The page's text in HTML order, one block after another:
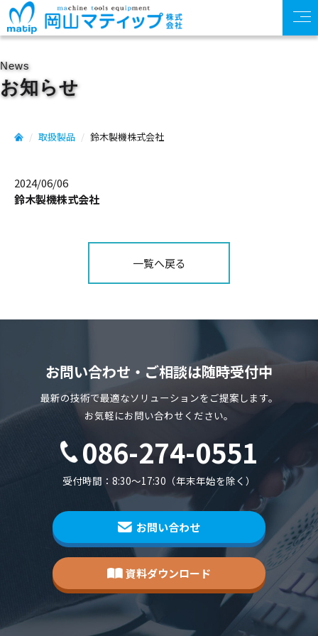
News
お知らせ
取扱製品 鈴木製機株式会社
2024/06/06
鈴木製機株式会社
一覧へ戻る
お問い合わせ・ご相談は随時受付中
最新の技術で最適なソリューションをご提案します。
お気軽にお問い合わせください。
086-274-0551
受付時間：8:30～17:30（年末年始を除く）
お問い合わせ
資料ダウンロード